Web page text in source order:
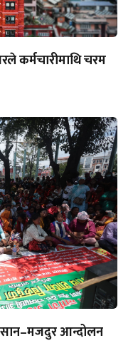
कर्मचारीमाथि चरम
आन्दोलन